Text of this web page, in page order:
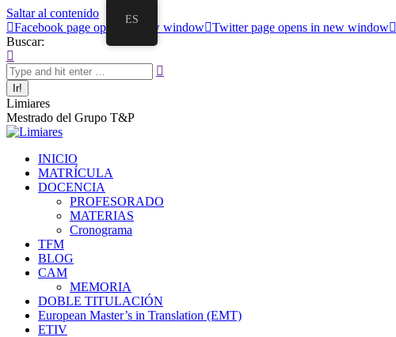
Saltar al contenido
Facebook page opens in new window Twitter page opens in new window
Buscar:
Limiares
Mestrado del Grupo T&P
INICIO
MATRÍCULA
DOCENCIA
PROFESORADO
MATERIAS
Cronograma
TFM
BLOG
CAM
MEMORIA
DOBLE TITULACIÓN
European Master’s in Translation (EMT)
ETIV
ES